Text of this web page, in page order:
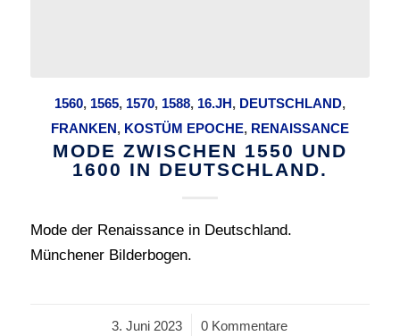
1560, 1565, 1570, 1588, 16.JH, DEUTSCHLAND,
FRANKEN, KOSTÜM EPOCHE, RENAISSANCE
MODE ZWISCHEN 1550 UND
1600 IN DEUTSCHLAND.
Mode der Renaissance in Deutschland.
Münchener Bilderbogen.
3. Juni 2023
/ 0 Kommentare